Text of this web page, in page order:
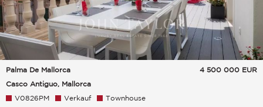
Palma De Mallorca
Casco Antiguo, Mallorca
4 500 000 EUR
V0826PM Verkauf Townhouse